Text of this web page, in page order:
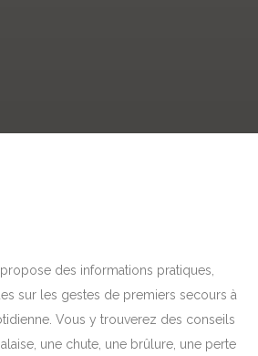
des informations pratiques,
sur les gestes de premiers secours à
Vous y trouverez des conseils
une chute, une brûlure, une perte